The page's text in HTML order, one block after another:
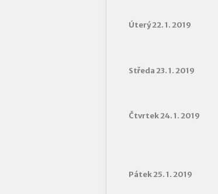
Úterý 22. 1. 2019
Středa 23. 1. 2019
Čtvrtek 24. 1. 2019
Pátek 25. 1. 2019